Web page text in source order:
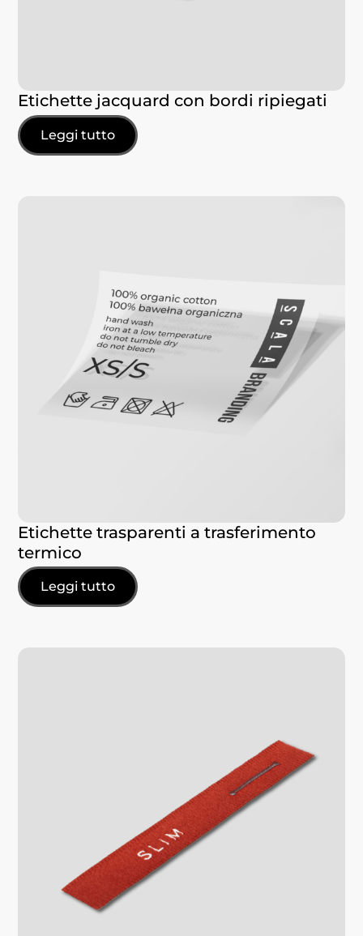
Etichette jacquard con bordi ripiegati
Leggi tutto
Etichette trasparenti a trasferimento
termico
Leggi tutto